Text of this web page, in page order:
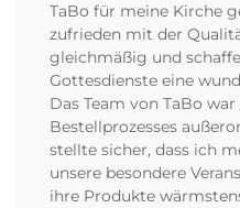
TaBo für meine Kirche
zufrieden mit der
gleichmäßig und
Gottesdienste eine
Das Team von TaBo
Bestellprozesses
stellte sicher, dass ich
unsere besondere
ihre Produkte